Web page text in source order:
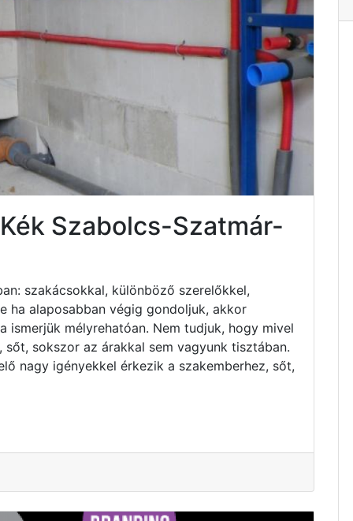
Szabolcs-Szatmár-
szakácsokkal, különböző szerelőkkel,
ha alaposabban végig gondoljuk, akkor
ismerjük mélyrehatóan. Nem tudjuk, hogy mivel
sőt, sokszor az árakkal sem vagyunk tisztában.
nagy igényekkel érkezik a szakemberhez, sőt,